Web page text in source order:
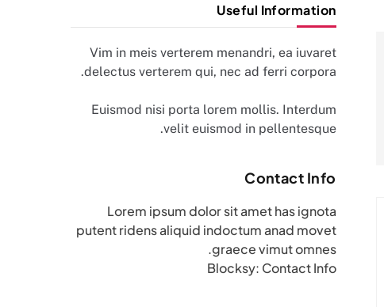
Useful Information
Vim in meis verterem menandri, ea iuvaret
delectus verterem qui, nec ad ferri corpora.
Euismod nisi porta lorem mollis. Interdum
velit euismod in pellentesque.
Contact Info
Lorem ipsum dolor sit amet has ignota
putent ridens aliquid indoctum anad movet
graece vimut omnes.
Blocksy: Contact Info